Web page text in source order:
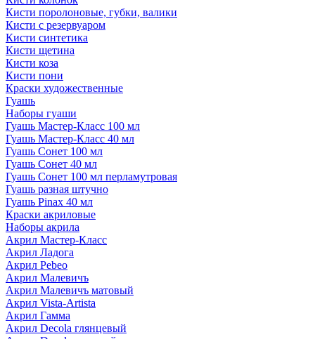
Кисти поролоновые, губки, валики
Кисти с резервуаром
Кисти синтетика
Кисти щетина
Кисти коза
Кисти пони
Краски художественные
Гуашь
Наборы гуаши
Гуашь Мастер-Класс 100 мл
Гуашь Мастер-Класс 40 мл
Гуашь Сонет 100 мл
Гуашь Сонет 40 мл
Гуашь Сонет 100 мл перламутровая
Гуашь разная штучно
Гуашь Pinax 40 мл
Краски акриловые
Наборы акрила
Акрил Мастер-Класс
Акрил Ладога
Акрил Pebeo
Акрил Малевичъ
Акрил Малевичъ матовый
Акрил Vista-Artista
Акрил Гамма
Акрил Decola глянцевый